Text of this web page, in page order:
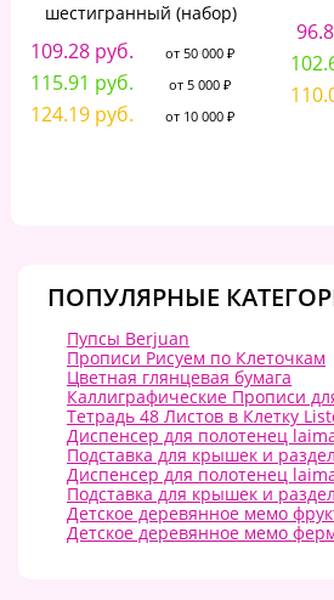
шестигранный (набор)
109.28 руб. от 50 000 ₽
115.91 руб. от 5 000 ₽
124.19 руб. от 10 000 ₽
ПОПУЛЯРНЫЕ
Пупсы Berjuan
Прописи Рисуем по Клеточкам
Цветная глянцевая бумага
Каллиграфические Прописи
Тетрадь 48 Листов в Клетку
Диспенсер для полотенец
Подставка для крышек и
Диспенсер для полотенец
Подставка для крышек и
Детское деревянное мемо
Детское деревянное мемо